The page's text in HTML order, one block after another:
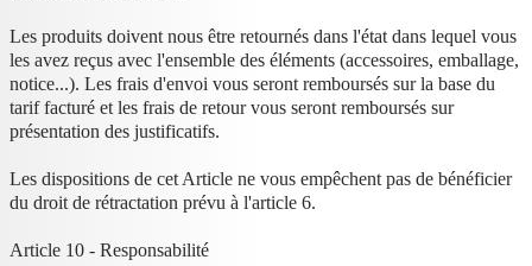
Les produits doivent nous être retournés dans l'état dans lequel vous
les avez reçus avec l'ensemble des éléments (accessoires, emballage,
notice...). Les frais d'envoi vous seront remboursés sur la base du
tarif facturé et les frais de retour vous seront remboursés sur
présentation des justificatifs.
Les dispositions de cet Article ne vous empêchent pas de bénéficier
du droit de rétractation prévu à l'article 6.
Article 10 - Responsabilité